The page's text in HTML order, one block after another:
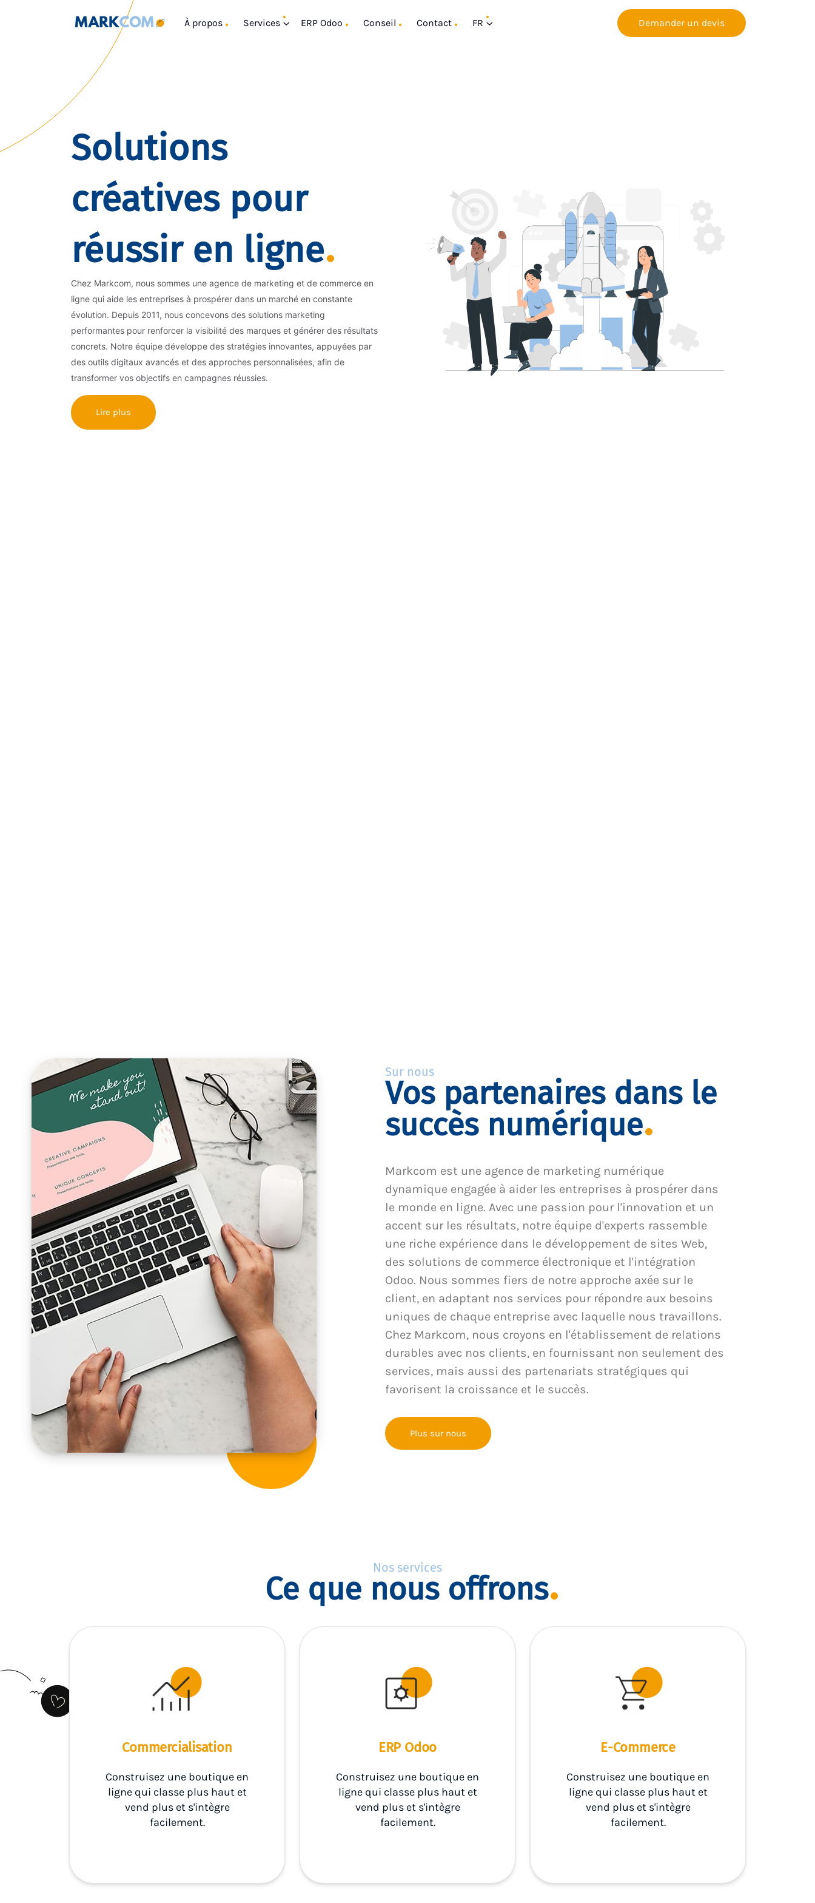
À propos Services ERP Odoo Conseil Contact FR Demander un devis
Solutions
créatives pour
réussir en ligne
Chez Markcom, nous sommes une agence de marketing et de commerce en
ligne qui aide les entreprises à prospérer dans un marché en constante
évolution. Depuis 2011, nous concevons des solutions marketing
performantes pour renforcer la visibilité des marques et générer des résultats
concrets. Notre équipe développe des stratégies innovantes, appuyées par
des outils digitaux avancés et des approches personnalisées, afin de
transformer vos objectifs en campagnes réussies.
Lire plus
Sur nous
Vos partenaires dans le
succès numérique
Markcom est une agence de marketing numérique
dynamique engagée à aider les entreprises à prospérer dans
le monde en ligne. Avec une passion pour l'innovation et un
accent sur les résultats, notre équipe d'experts rassemble
une riche expérience dans le développement de sites Web,
des solutions de commerce électronique et l'intégration
Odoo. Nous sommes fiers de notre approche axée sur le
client, en adaptant nos services pour répondre aux besoins
uniques de chaque entreprise avec laquelle nous travaillons.
Chez Markcom, nous croyons en l'établissement de relations
durables avec nos clients, en fournissant non seulement des
services, mais aussi des partenariats stratégiques qui
favorisent la croissance et le succès.
Plus sur nous
Nos services
Ce que nous offrons
Commercialisation
Construisez une boutique en
ligne qui classe plus haut et
vend plus et s'intègre
facilement.
ERP Odoo
Construisez une boutique en
ligne qui classe plus haut et
vend plus et s'intègre
facilement.
E-Commerce
Construisez une boutique en
ligne qui classe plus haut et
vend plus et s'intègre
facilement.